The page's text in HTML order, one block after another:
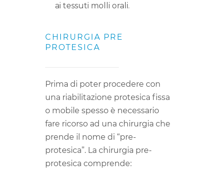
ai tessuti molli orali.
CHIRURGIA PRE
PROTESICA
Prima di poter procedere con
una riabilitazione protesica fissa
o mobile spesso è necessario
fare ricorso ad una chirurgia che
prende il nome di “pre-
protesica”. La chirurgia pre-
protesica comprende: